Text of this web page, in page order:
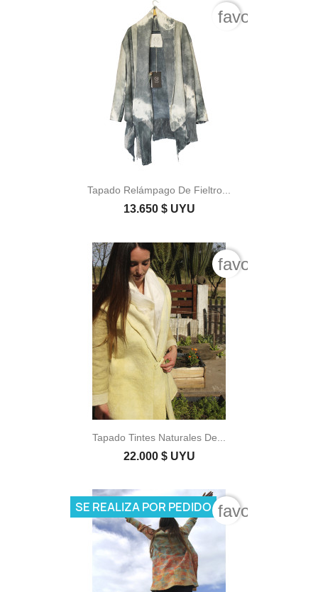
Tapado Relámpago De Fieltro...
13.650 $ UYU
Tapado Tintes Naturales De...
22.000 $ UYU
SE REALIZA POR PEDIDO